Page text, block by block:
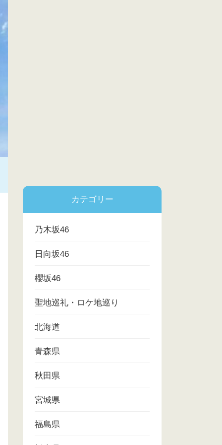
カテゴリー
乃木坂46
日向坂46
櫻坂46
聖地巡礼・ロケ地巡り
北海道
青森県
秋田県
宮城県
福島県